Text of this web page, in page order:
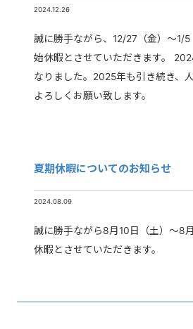
2024.12.26
誠に勝手ながら、12/27（金）～1/
始休暇とさせていただきます。
なりました。2025年も引き続き、
よろしくお願い致します。
夏期休暇についてのお知らせ
2024.08.09
誠に勝手ながら8月10日（土）～8
休暇とさせていただきます。